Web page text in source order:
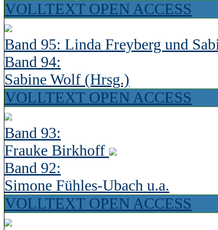
VOLLTEXT OPEN ACCESS
Band 95: Linda Freyberg und
Band 94:
Sabine Wolf (Hrsg.)
VOLLTEXT OPEN ACCESS
Band 93:
Frauke Birkhoff
Band 92:
Simone Fühles-Ubach u.a.
VOLLTEXT OPEN ACCESS